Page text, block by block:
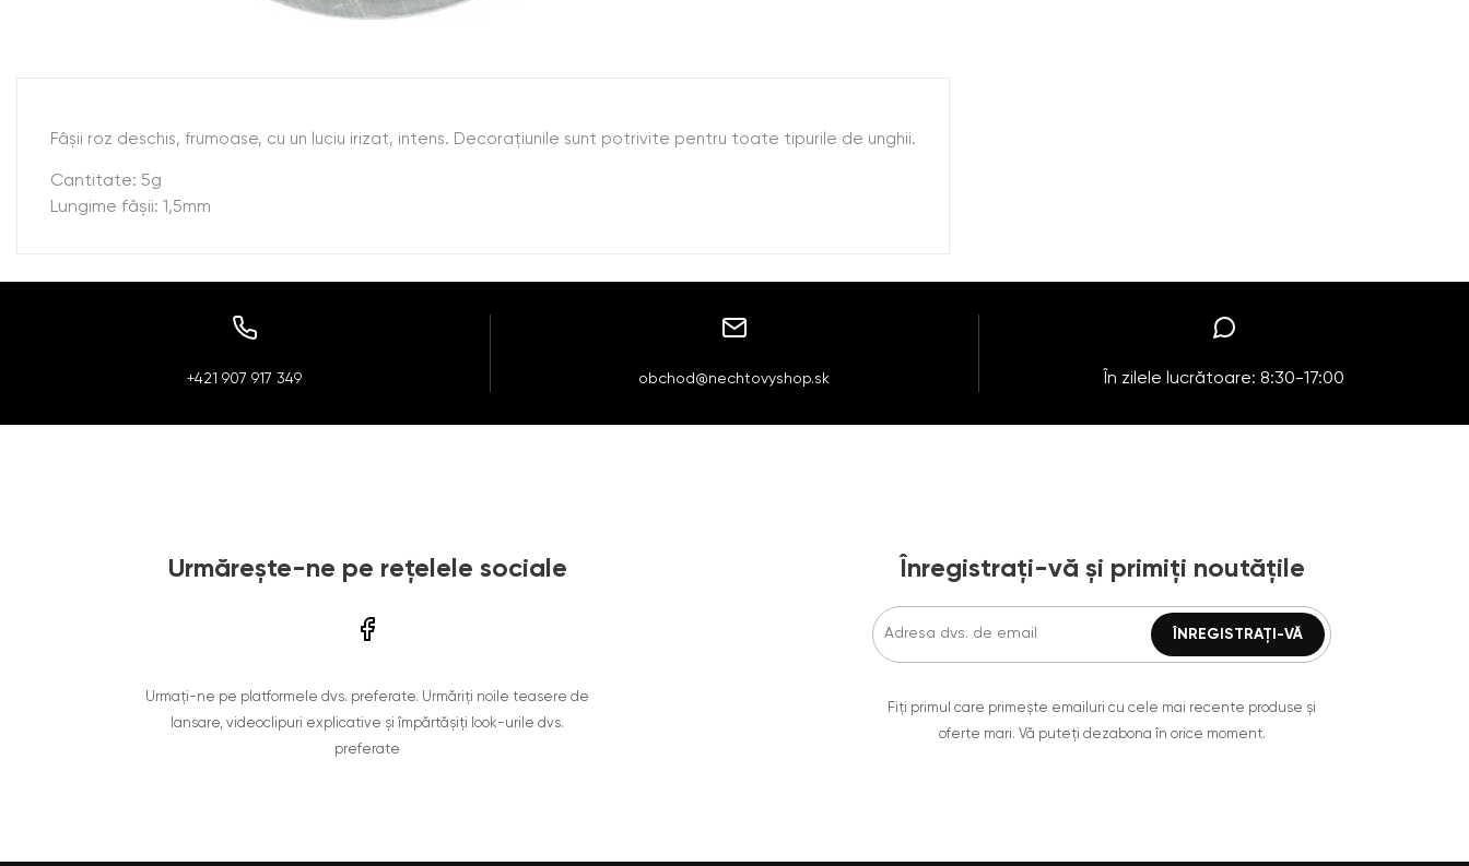
Fâşii roz deschis, frumoase, cu un luciu irizat, intens. Decoraţiunile sunt potrivite pentru toate tipurile de unghii.
Cantitate: 5g
Lungime fâşii: 1,5mm
+421 907 917 349 obchod@nechtovyshop.sk În zilele lucrătoare: 8:30-17:00
Urmărește-ne pe rețelele sociale
Urmați-ne pe platformele dvs. preferate. Urmăriți noile teasere de
lansare, videoclipuri explicative și împărtășiți look-urile dvs.
preferate
Înregistrați-vă și primiți noutățile
Fiți primul care primește emailuri cu cele mai recente produse și
oferte mari. Vă puteți dezabona în orice moment.